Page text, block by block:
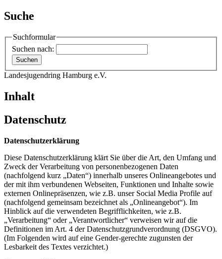
Suche
Suchformular
Suchen nach:
Landesjugendring Hamburg e.V.
Inhalt
Datenschutz
Datenschutzerklärung
Diese Datenschutzerklärung klärt Sie über die Art, den Umfang und
Zweck der Verarbeitung von personenbezogenen Daten
(nachfolgend kurz „Daten“) innerhalb unseres Onlineangebotes und
der mit ihm verbundenen Webseiten, Funktionen und Inhalte sowie
externen Onlinepräsenzen, wie z.B. unser Social Media Profile auf
(nachfolgend gemeinsam bezeichnet als „Onlineangebot“). Im
Hinblick auf die verwendeten Begrifflichkeiten, wie z.B.
„Verarbeitung“ oder „Verantwortlicher“ verweisen wir auf die
Definitionen im Art. 4 der Datenschutzgrundverordnung (DSGVO).
(Im Folgenden wird auf eine Gender-gerechte zugunsten der
Lesbarkeit des Textes verzichtet.)